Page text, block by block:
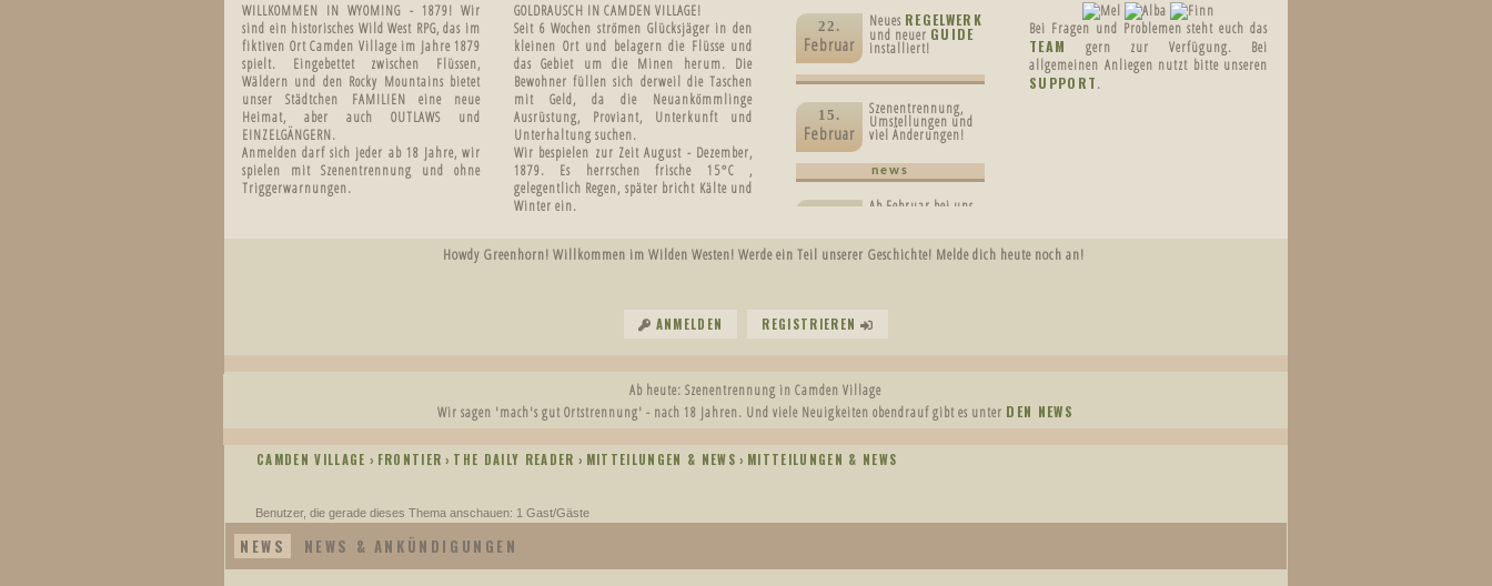
WILLKOMMEN IN WYOMING - 1879! Wir
sind ein historisches Wild West RPG, das im
fiktiven Ort Camden Village im Jahre 1879
spielt. Eingebettet zwischen Flüssen,
Wäldern und den Rocky Mountains bietet
unser Städtchen FAMILIEN eine neue
Heimat, aber auch OUTLAWS und
EINZELGÄNGERN.
Anmelden darf sich jeder ab 18 Jahre, wir
spielen mit Szenentrennung und ohne
Triggerwarnungen.
GOLDRAUSCH IN CAMDEN VILLAGE!
Seit 6 Wochen strömen Glücksjäger in den
kleinen Ort und belagern die Flüsse und
das Gebiet um die Minen herum. Die
Bewohner füllen sich derweil die Taschen
mit Geld, da die Neuankömmlinge
Ausrüstung, Proviant, Unterkunft und
Unterhaltung suchen.
Wir bespielen zur Zeit August - Dezember,
1879. Es herrschen frische 15°C ,
gelegentlich Regen, später bricht Kälte und
Winter ein.
22.
Februar
Neues REGELWERK
und neuer GUIDE
installiert!
15.
Februar
Szenentrennung,
Umstellungen und
viel Änderungen!
news
Ab Februar bei uns
Januar
Jahr!
30.
November
Ein schöner 1.
Advent.
Ranch ergänzt
Ergebnisse
Bei Fragen und Problemen steht euch das
TEAM
gern zur Verfügung. Bei
allgemeinen Anliegen nutzt bitte unseren
SUPPORT.
Howdy Greenhorn! Willkommen im Wilden Westen! Werde ein Teil unserer Geschichte! Melde dich heute noch an!
ANMELDEN REGISTRIEREN
Ab heute: Szenentrennung in Camden Village
Wir sagen 'mach's gut Ortstrennung' - nach 18 Jahren. Und viele Neuigkeiten obendrauf gibt es unter DEN NEWS
CAMDEN VILLAGE › FRONTIER › THE DAILY READER › MITTEILUNGEN & NEWS › MITTEILUNGEN & NEWS
Benutzer, die gerade dieses Thema anschauen: 1 Gast/Gäste
NEWS NEWS & ANKÜNDIGUNGEN